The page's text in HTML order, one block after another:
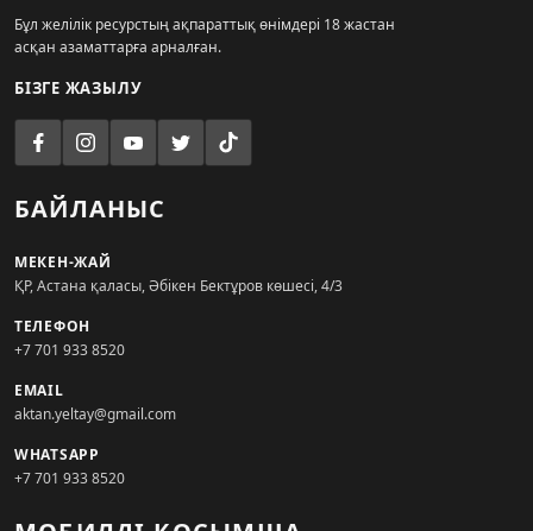
Бұл желілік ресурстың ақпараттық өнімдері 18 жастан
асқан азаматтарға арналған.
БІЗГЕ ЖАЗЫЛУ
БАЙЛАНЫС
МЕКЕН-ЖАЙ
ҚР, Астана қаласы, Әбікен Бектұров көшесі, 4/3
ТЕЛЕФОН
+7 701 933 8520
EMAIL
aktan.yeltay@gmail.com
WHATSAPP
+7 701 933 8520